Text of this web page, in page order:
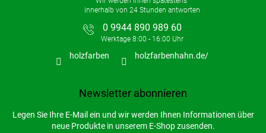
0 9944 890 989 60
holzfarben holzfarbenhahn.de/
Newsletter abonnieren
Legen Sie Ihre E-Mail ein und wir werden Ihnen Informationen über
neue Produkte in unserem E-Shop zusenden.